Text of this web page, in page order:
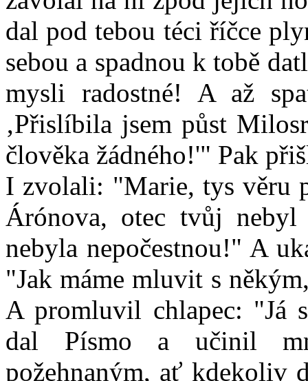
dal pod tebou téci říčce
sebou a spadnou k tobě
mysli radostné! A až
‚Přislíbila jsem půst
člověka žádného!'" Pak
I zvolali: "Marie, tys věru
Árónova, otec tvůj nebyl
nebyla nepočestnou!" A
"Jak máme mluvit s
A promluvil chlapec: "Já
dal Písmo a učinil
požehnaným, ať kdekoliv